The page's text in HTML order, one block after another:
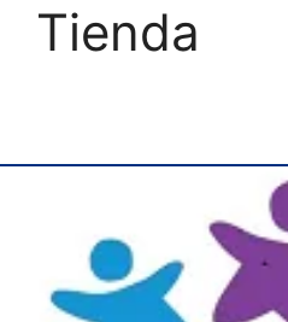
Tienda